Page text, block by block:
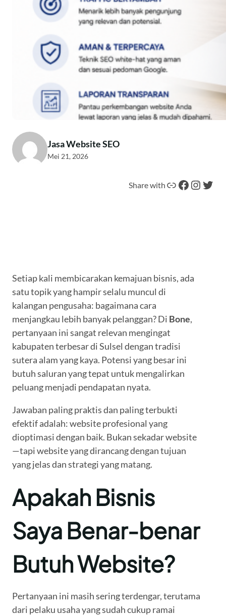
Jasa Website SEO
Mei 21, 2026
Share with Tautan Facebook Instagram Twitter
Setiap kali membicarakan kemajuan bisnis, ada
satu topik yang hampir selalu muncul di
kalangan pengusaha: bagaimana cara
menjangkau lebih banyak pelanggan? Di Bone,
pertanyaan ini sangat relevan mengingat
kabupaten terbesar di Sulsel dengan tradisi
sutera alam yang kaya. Potensi yang besar ini
butuh saluran yang tepat untuk mengalirkan
peluang menjadi pendapatan nyata.
Jawaban paling praktis dan paling terbukti
efektif adalah: website profesional yang
dioptimasi dengan baik. Bukan sekadar website
—tapi website yang dirancang dengan tujuan
yang jelas dan strategi yang matang.
Apakah Bisnis
Saya Benar-benar
Butuh Website?
Pertanyaan ini masih sering terdengar, terutama
dari pelaku usaha yang sudah cukup ramai